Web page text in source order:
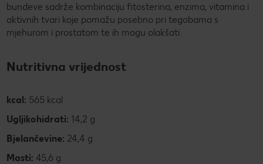
bundeve sadrže kombinaciju fitosterina, enzima, vitamina i
aktivnih tvari koje pomažu posebno pri tegobama s
mjehurom i prostatom te ih mogu olakšati.
Nutritivna vrijednost
kcal: 565 kcal
Ugljikohidrati: 14,2 g
Bjelančevine: 24,4 g
Masti: 45,6 g